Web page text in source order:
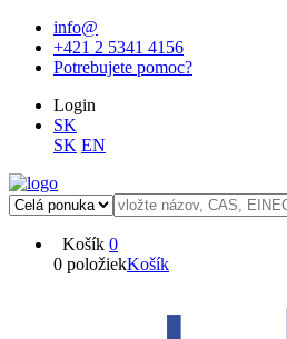
info@
+421 2 5341 4156
Potrebujete pomoc?
Login
SK
SK EN
Košík 0
0 položiekKošík